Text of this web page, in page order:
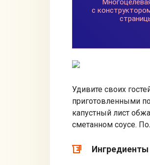
Удивите своих
приготовленными
капустный лист
сметанном соусе.
Ингредиенты